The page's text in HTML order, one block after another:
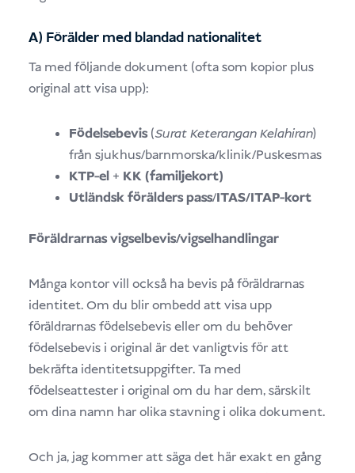
A) Förälder med blandad nationalitet
Ta med följande dokument (ofta som kopior plus
original att visa upp):
Födelsebevis(Surat Keterangan Kelahiran)
från sjukhus/barnmorska/klinik/Puskesmas
KTP-el + KK (familjekort)
Utländsk förälders pass/ITAS/ITAP-kort
Föräldrarnas vigselbevis/vigselhandlingar
Många kontor vill också ha bevis på föräldrarnas
identitet. Om du blir ombedd att visa upp
föräldrarnas födelsebevis eller om du behöver
födelsebevis i original är det vanligtvis för att
bekräfta identitetsuppgifter. Ta med
födelseattester i original om du har dem, särskilt
om dina namn har olika stavning i olika dokument.
Och ja, jag kommer att säga det här exakt en gång